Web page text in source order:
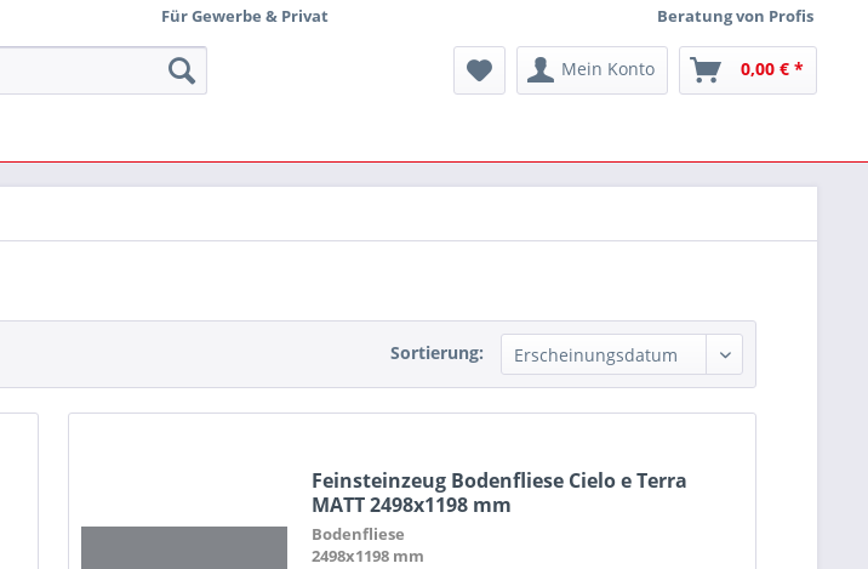
Für Gewerbe & Privat Beratung von Profis
Mein Konto 0,00 € *
Sortierung:
Feinsteinzeug Bodenfliese Cielo e Terra
MATT 2498x1198 mm
Bodenfliese
2498x1198 mm